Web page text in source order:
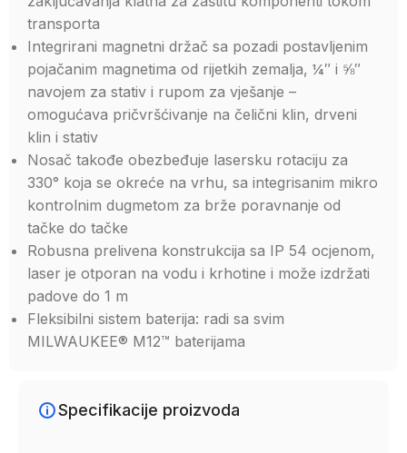
transporta
Integrirani magnetni držač sa pozadi postavljenim
pojačanim magnetima od rijetkih zemalja, ¼″ i ⅝″
navojem za stativ i rupom za vješanje –
omogućava pričvršćivanje na čelični klin, drveni
klin i stativ
Nosač takođe obezbeđuje lasersku rotaciju za
330° koja se okreće na vrhu, sa integrisanim mikro
kontrolnim dugmetom za brže poravnanje od
tačke do tačke
Robusna prelivena konstrukcija sa IP 54 ocjenom,
laser je otporan na vodu i krhotine i može izdržati
padove do 1 m
Fleksibilni sistem baterija: radi sa svim
MILWAUKEE® M12™ baterijama
Specifikacije proizvoda